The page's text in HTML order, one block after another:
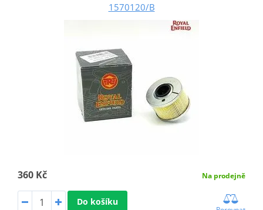
1570120/B
360 Kč Na prodejně
Do košíku